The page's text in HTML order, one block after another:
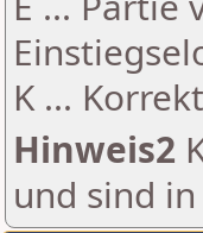
K ...
Hinweis2
und sind